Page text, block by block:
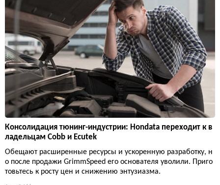
Консолидация тюнинг-индустрии: Hondata переходит к в
ладельцам Cobb и Ecutek
Обещают расширенные ресурсы и ускоренную разработку, н
о после продажи GrimmSpeed его основателя уволили. Приго
товьтесь к росту цен и снижению энтузиазма.